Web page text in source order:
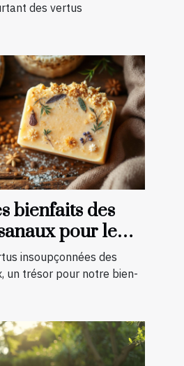
des vertus
bienfaits des
pour le
insoupçonnées des
un trésor pour notre bien-